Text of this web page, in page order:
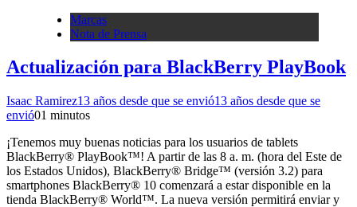
Marcas
Nota de Prensa
Actualización para BlackBerry PlayBook
Isaac Ramirez13 años desde que se envió13 años desde que se
envió01 minutos
¡Tenemos muy buenas noticias para los usuarios de tablets
BlackBerry® PlayBook™! A partir de las 8 a. m. (hora del Este de
los Estados Unidos), BlackBerry® Bridge™ (versión 3.2) para
smartphones BlackBerry® 10 comenzará a estar disponible en la
tienda BlackBerry® World™. La nueva versión permitirá enviar y